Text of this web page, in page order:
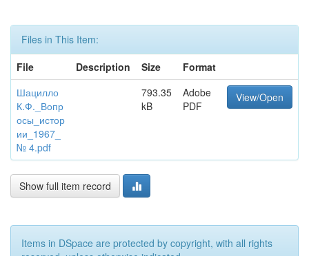
Files in This Item:
File
Description Size
Format
Шацилло
К.Ф._Вопр
осы_истор
ии_1967_
№ 4.pdf
793.35
kB
Adobe
PDF
View/Open
Show full item record
Items in DSpace are protected by copyright, with all rights